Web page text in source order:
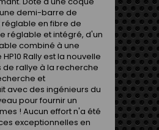
demi-barre de
en fibre de
réglable et intégré, d'un
combiné à une
Rally est la nouvelle
rallye à la recherche
et
avec des ingénieurs du
pour fournir un
! Aucun effort n'a été
exceptionnelles en